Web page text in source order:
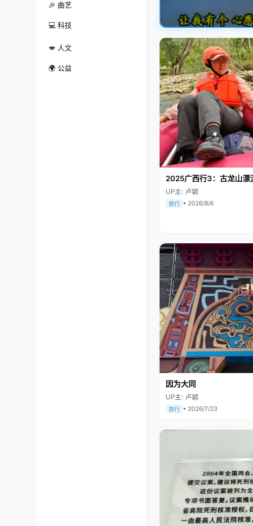
🎉 曲艺
💻 科技
💋 人文
🌍 公益
2025广西行3：古龙山漂
UP主: 卢颖
旅行 • 2026/8/6
因为大同
UP主: 卢颖
旅行 • 2026/7/23